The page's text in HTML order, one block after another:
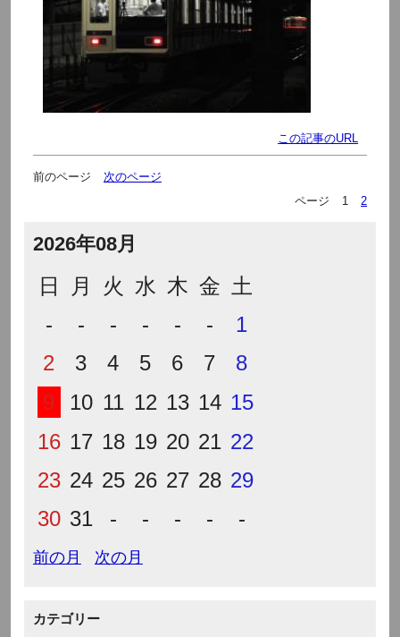
この記事のURL
前のページ
次のページ
ページ
1 2
2026年08月
日 月 火 水 木 金 土
-
- - - - -
1
2
3 4 5 6 7
8
9
10 11 12 13 14 15
16 17 18 19 20 21 22
23 24 25 26 27 28 29
30 31 - - - - -
前の月 次の月
カテゴリー